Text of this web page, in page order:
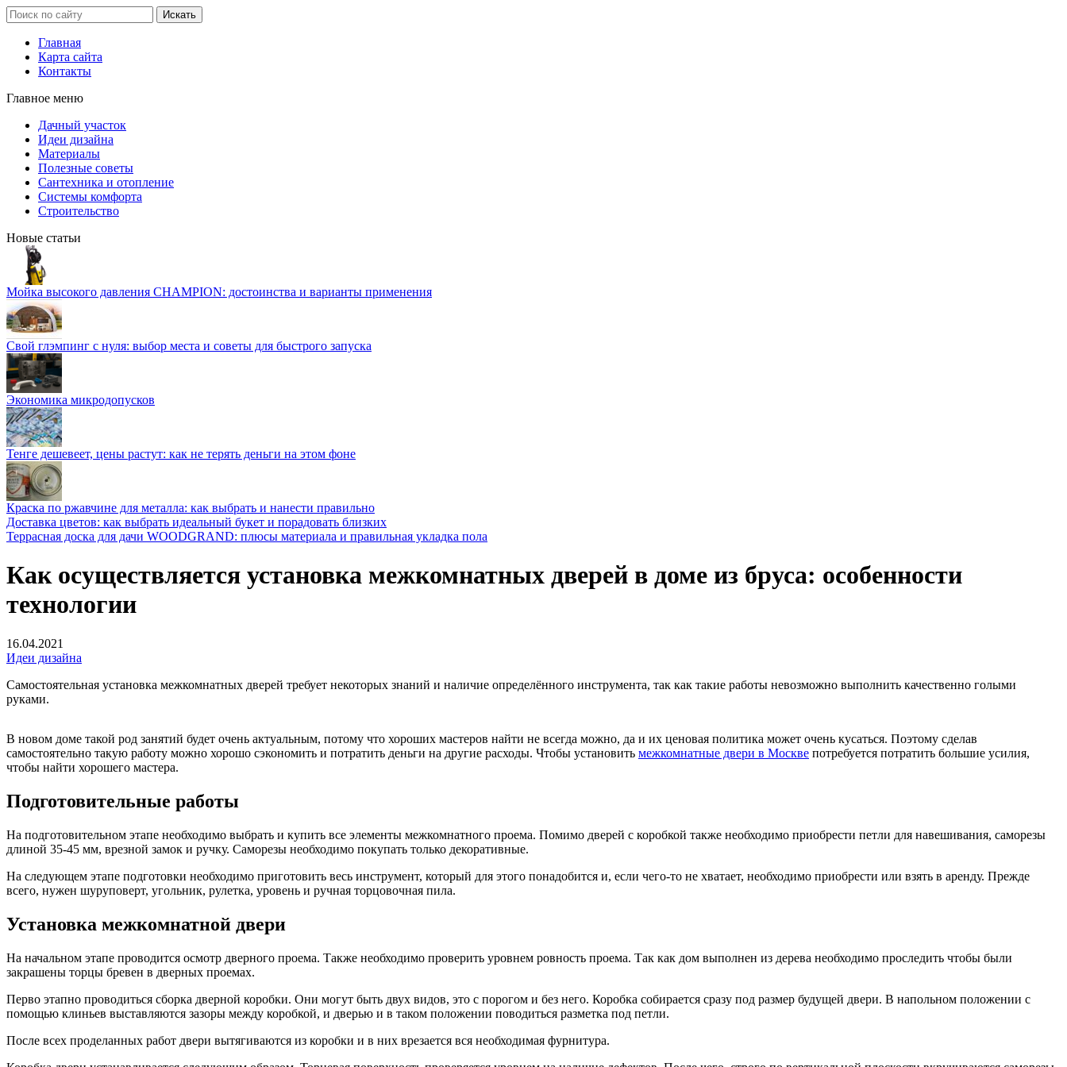
Главная
Карта сайта
Контакты
Главное меню
Дачный участок
Идеи дизайна
Материалы
Полезные советы
Сантехника и отопление
Системы комфорта
Строительство
Новые статьи
Мойка высокого давления CHAMPION: достоинства и варианты применения
Свой глэмпинг с нуля: выбор места и советы для быстрого запуска
Экономика микродопусков
Тенге дешевеет, цены растут: как не терять деньги на этом фоне
Краска по ржавчине для металла: как выбрать и нанести правильно
Доставка цветов: как выбрать идеальный букет и порадовать близких
Террасная доска для дачи WOODGRAND: плюсы материала и правильная укладка пола
Как осуществляется установка межкомнатных дверей в доме из бруса: особенности
технологии
16.04.2021
Идеи дизайна
Самостоятельная установка межкомнатных дверей требует некоторых знаний и наличие определённого инструмента, так как такие работы невозможно выполнить качественно голыми
руками.
В новом доме такой род занятий будет очень актуальным, потому что хороших мастеров найти не всегда можно, да и их ценовая политика может очень кусаться. Поэтому сделав
самостоятельно такую работу можно хорошо сэкономить и потратить деньги на другие расходы. Чтобы установить межкомнатные двери в Москве потребуется потратить большие усилия,
чтобы найти хорошего мастера.
Подготовительные работы
На подготовительном этапе необходимо выбрать и купить все элементы межкомнатного проема. Помимо дверей с коробкой также необходимо приобрести петли для навешивания, саморезы
длиной 35-45 мм, врезной замок и ручку. Саморезы необходимо покупать только декоративные.
На следующем этапе подготовки необходимо приготовить весь инструмент, который для этого понадобится и, если чего-то не хватает, необходимо приобрести или взять в аренду. Прежде
всего, нужен шуруповерт, угольник, рулетка, уровень и ручная торцовочная пила.
Установка межкомнатной двери
На начальном этапе проводится осмотр дверного проема. Также необходимо проверить уровнем ровность проема. Так как дом выполнен из дерева необходимо проследить чтобы были
закрашены торцы бревен в дверных проемах.
Перво этапно проводиться сборка дверной коробки. Они могут быть двух видов, это с порогом и без него. Коробка собирается сразу под размер будущей двери. В напольном положении с
помощью клиньев выставляются зазоры между коробкой, и дверью и в таком положении поводиться разметка под петли.
После всех проделанных работ двери вытягиваются из коробки и в них врезается вся необходимая фурнитура.